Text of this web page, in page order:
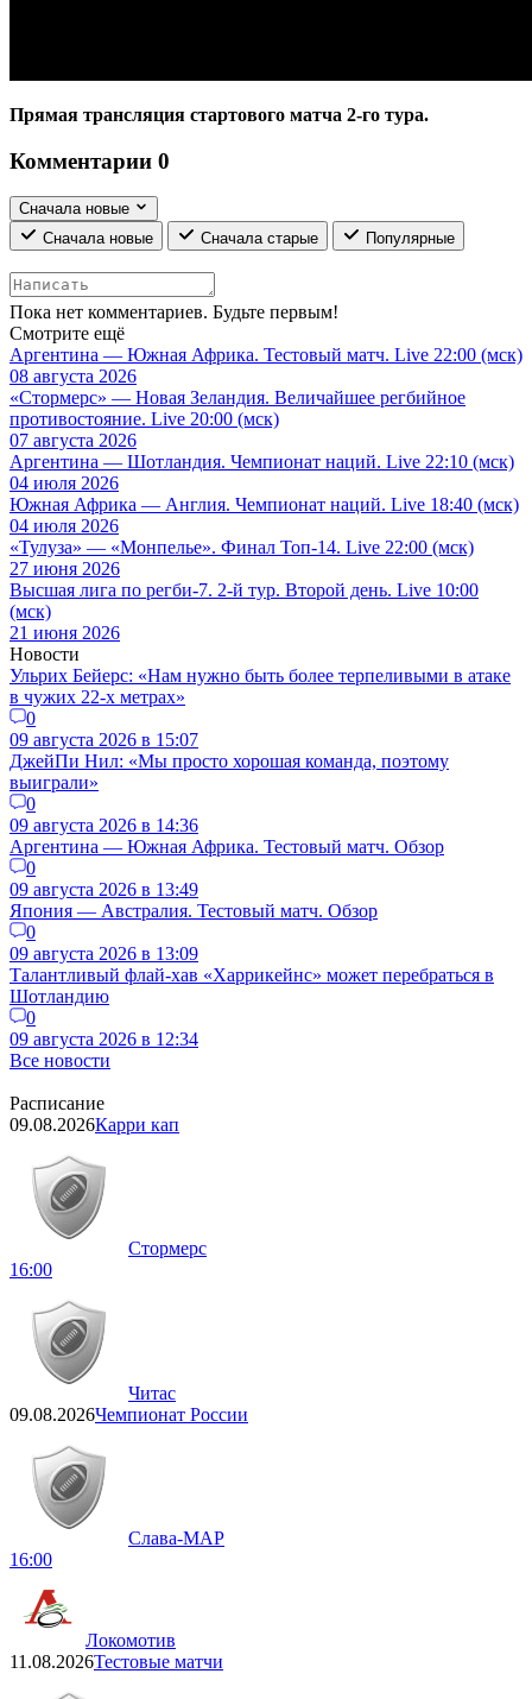
Прямая трансляция стартового матча 2-го тура.
Комментарии 0
Сначала новые
Сначала новые
Сначала старые Популярные
Пока нет комментариев. Будьте первым!
Смотрите ещё
Аргентина — Южная Африка. Тестовый матч. Live 22:00 (мск)
08 августа 2026
«Стормерс» — Новая Зеландия. Величайшее регбийное
противостояние. Live 20:00 (мск)
07 августа 2026
Аргентина — Шотландия. Чемпионат наций. Live 22:10 (мск)
04 июля 2026
Южная Африка — Англия. Чемпионат наций. Live 18:40 (мск)
04 июля 2026
«Тулуза» — «Монпелье». Финал Топ-14. Live 22:00 (мск)
27 июня 2026
Высшая лига по регби-7. 2-й тур. Второй день. Live 10:00
(мск)
21 июня 2026
Новости
Ульрих Бейерс: «Нам нужно быть более терпеливыми в атаке
в чужих 22-х метрах»
0
09 августа 2026 в 15:07
ДжейПи Нил: «Мы просто хорошая команда, поэтому
выиграли»
0
09 августа 2026 в 14:36
Аргентина — Южная Африка. Тестовый матч. Обзор
0
09 августа 2026 в 13:49
Япония — Австралия. Тестовый матч. Обзор
0
09 августа 2026 в 13:09
Талантливый флай-хав «Харрикейнс» может перебраться в
Шотландию
0
09 августа 2026 в 12:34
Все новости
Расписание
09.08.2026Карри кап
Стормерс
16:00
Читас
09.08.2026Чемпионат России
Слава-МАР
16:00
Локомотив
11.08.2026Тестовые матчи